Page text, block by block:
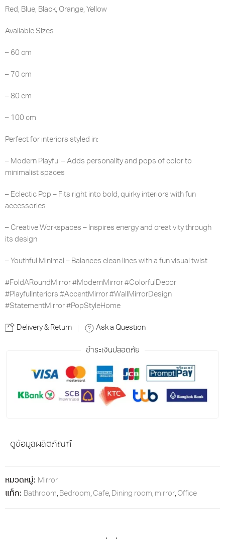
Red, Blue, Black, Orange, Yellow
Available Sizes
– 60 cm
– 70 cm
– 80 cm
– 100 cm
Perfect for interiors styled in:
– Modern Playful – Adds personality and pops of color to
minimalist spaces
– Eclectic Pop – Fits right into bold, quirky interiors with fun
accessories
– Creative Workspaces – Inspires energy and creativity through
its design
– Youthful Minimal – Balances clean lines with a fun visual twist
#FoldARoundMirror #ModernMirror #ColorfulDecor
#PlayfulInteriors #AccentMirror #WallMirrorDesign
#StatementMirror #PopStyleHome
Delivery & Return Ask a Question
ชำระเงินปลอดภัย
ดูข้อมูลผลิตภัณฑ์
หมวดหมู่: Mirror
แท็ก: Bathroom, Bedroom, Cafe, Dining room, mirror, Office